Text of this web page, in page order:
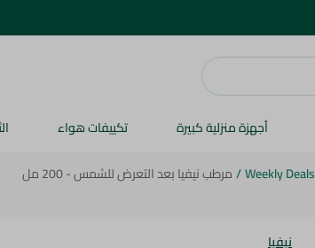
أجهزة منزلية كبيرة تكييفات هواء
Weekly Deals
/مرطب نيفيا بعد التعرض للشمس - 200 مل
نيفيا